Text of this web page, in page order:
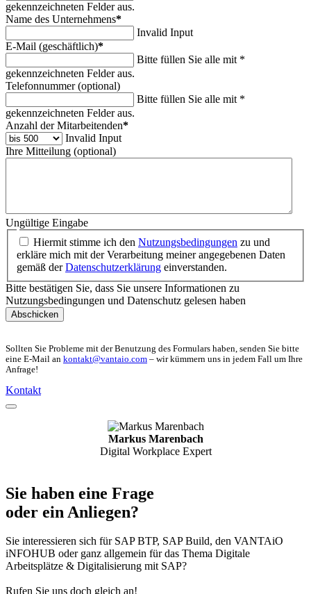
gekennzeichneten Felder aus.
Name des Unternehmens*
Invalid Input
E-Mail (geschäftlich)*
Bitte füllen Sie alle mit *
gekennzeichneten Felder aus.
Telefonnummer (optional)
Bitte füllen Sie alle mit *
gekennzeichneten Felder aus.
Anzahl der Mitarbeitenden*
Invalid Input
Ihre Mitteilung (optional)
Ungültige Eingabe
Hiermit stimme ich den Nutzungsbedingungen zu und
erkläre mich mit der Verarbeitung meiner angegebenen Daten
gemäß derDatenschutzerklärung einverstanden.
Bitte bestätigen Sie, dass Sie unsere Informationen zu
Nutzungsbedingungen und Datenschutz gelesen haben
Abschicken
Sollten Sie Probleme mit der Benutzung des Formulars haben, senden Sie bitte
eine E-Mail an kontakt@vantaio.com – wir kümmern uns in jedem Fall um Ihre
Anfrage!
Kontakt
Markus Marenbach
Digital Workplace Expert
Sie haben eine Frage
oder ein Anliegen?
Sie interessieren sich für SAP BTP, SAP Build, den VANTAiO
iNFOHUB oder ganz allgemein für das Thema Digitale
Arbeitsplätze & Digitalisierung mit SAP?
Rufen Sie uns doch gleich an!